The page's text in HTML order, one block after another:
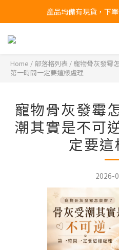
台北民權門市
產品均備有現貨，下
台北民權門市
Home / 部落格列表 / 寵物骨灰發霉
第一時間一定要這樣處理
寵物骨灰發霉
潮其實是不可
定要
2026-